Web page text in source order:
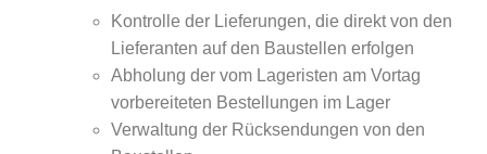
Kontrolle der Lieferungen, die direkt von den
Lieferanten auf den Baustellen erfolgen
Abholung der vom Lageristen am Vortag
vorbereiteten Bestellungen im Lager
Verwaltung der Rücksendungen von den